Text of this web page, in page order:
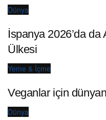
Dünya
İspanya 2026’da da
Ülkesi
Yeme & İçme
Veganlar için
Dünya